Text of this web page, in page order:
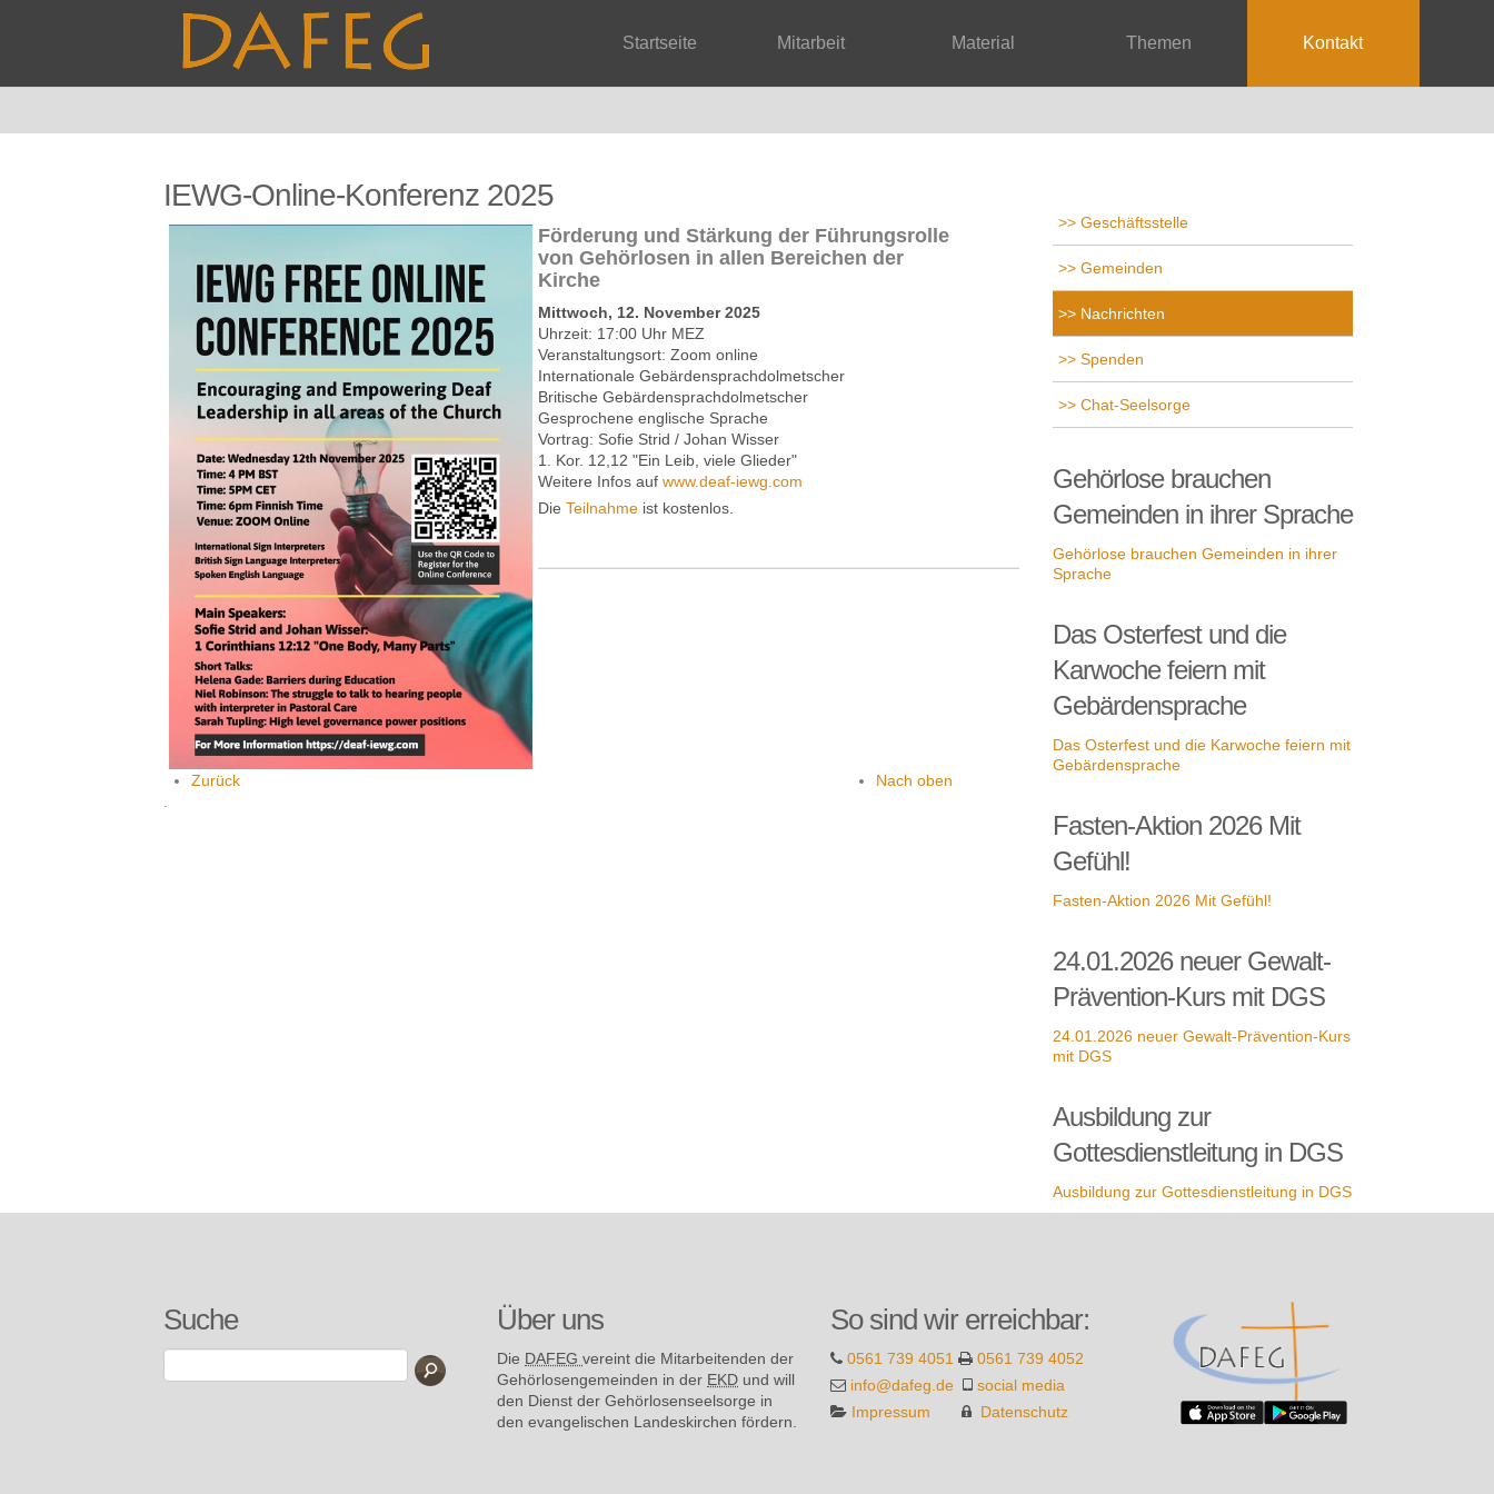
Startseite Mitarbeit Material Themen Kontakt
IEWG-Online-Konferenz 2025
Förderung und Stärkung der Führungsrolle
von Gehörlosen in allen Bereichen der
Kirche
Mittwoch, 12. November 2025
Uhrzeit: 17:00 Uhr MEZ
Veranstaltungsort: Zoom online
Internationale Gebärdensprachdolmetscher
Britische Gebärdensprachdolmetscher
Gesprochene englische Sprache
Vortrag: Sofie Strid / Johan Wisser
1. Kor. 12,12 "Ein Leib, viele Glieder"
Weitere Infos auf www.deaf-iewg.com
Die Teilnahmeist kostenlos.
Zurück
Nach oben
Geschäftsstelle
Gemeinden
Nachrichten
Spenden
Chat-Seelsorge
Gehörlose brauchen
Gemeinden in ihrer Sprache
Gehörlose brauchen Gemeinden in ihrer
Sprache
Das Osterfest und die
Karwoche feiern mit
Gebärdensprache
Das Osterfest und die Karwoche feiern mit
Gebärdensprache
Fasten-Aktion 2026 Mit
Gefühl!
Fasten-Aktion 2026 Mit Gefühl!
24.01.2026 neuer Gewalt-
Prävention-Kurs mit DGS
24.01.2026 neuer Gewalt-Prävention-Kurs
mit DGS
Ausbildung zur
Gottesdienstleitung in DGS
Ausbildung zur Gottesdienstleitung in DGS
Suche Über uns
Die DAFEG vereint die Mitarbeitenden der
Gehör­losen­gemeinden in der EKD und will
den Dienst der Gehör­losen­seel­sorge in
den evange­lischen Landes­kirchen fördern.
So sind wir erreichbar:
0561 739 4051
0561 739 4052
info@dafeg.de
social media
Impressum
Datenschutz